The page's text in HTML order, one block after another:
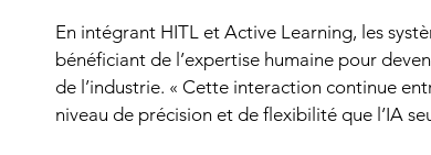
En intégrant HITL et Active Learning, les
bénéficiant de l’expertise humaine pour
de l’industrie. « Cette interaction continue
niveau de précision et de flexibilité que l’IA